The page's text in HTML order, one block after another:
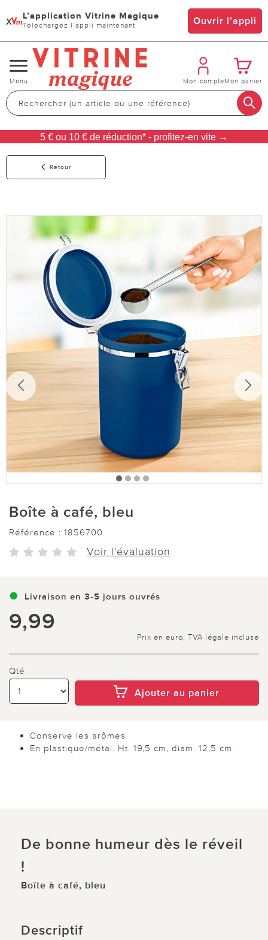
x L’application Vitrine Magique
Téléchargez l’appli maintenant Ouvrir l’appli
Changer
de
navigation
Menu Mon compteMon panier
5 € ou 10 € de réduction* - profitez-en vite →
Retour
Boîte à café, bleu
Référence : 1856700
Voir l'évaluation
Livraison en 3-5 jours ouvrés
9,99
Prix en euro, TVA légale incluse
Qté
Ajouter au panier
Conserve les arômes
En plastique/métal. Ht. 19,5 cm, diam. 12,5 cm.
De bonne humeur dès le réveil
!
Boîte à café, bleu
Descriptif